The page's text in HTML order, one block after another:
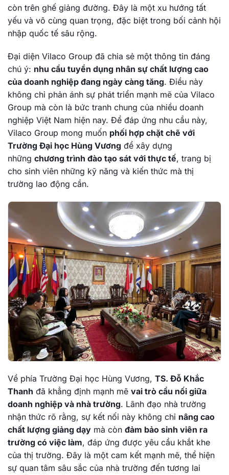
còn trên ghế giảng đường. Đây là một xu hướng tất
yếu và vô cùng quan trọng, đặc biệt trong bối cảnh hội
nhập quốc tế sâu rộng.
Đại diện Vilaco Group đã chia sẻ một thông tin đáng
chú ý: nhu cầu tuyển dụng nhân sự chất lượng cao
của doanh nghiệp đang ngày càng tăng. Điều này
không chỉ phản ánh sự phát triển mạnh mẽ của Vilaco
Group mà còn là bức tranh chung của nhiều doanh
nghiệp Việt Nam hiện nay. Để đáp ứng nhu cầu này,
Vilaco Group mong muốn phối hợp chặt chẽ với
Trường Đại học Hùng Vương để xây dựng
những chương trình đào tạo sát với thực tế, trang bị
cho sinh viên những kỹ năng và kiến thức mà thị
trường lao động cần.
Về phía Trường Đại học Hùng Vương, TS. Đỗ Khắc
Thanh đã khẳng định mạnh mẽ vai trò cầu nối giữa
doanh nghiệp và nhà trường. Lãnh đạo nhà trường
nhận thức rõ rằng, sự kết nối này không chỉ nâng cao
chất lượng giảng dạy mà còn đảm bảo sinh viên ra
trường có việc làm, đáp ứng được yêu cầu khắt khe
của thị trường. Đây là một cam kết mạnh mẽ, thể hiện
sự quan tâm sâu sắc của nhà trường đến tương lai